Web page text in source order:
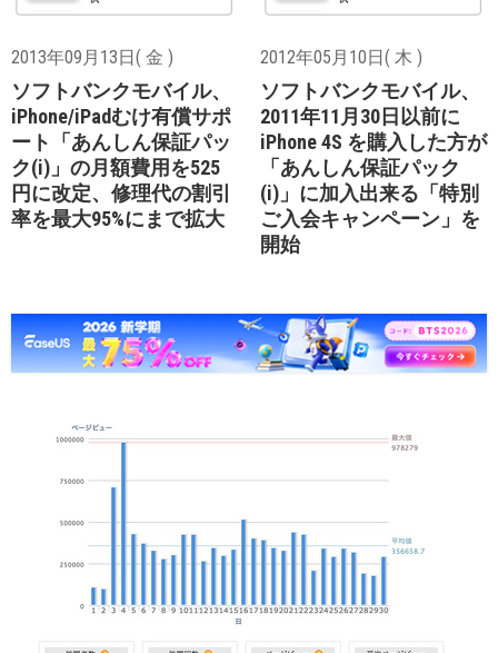
2013年09月13日( 金 )
ソフトバンクモバイル、
iPhone/iPadむけ有償サポ
ート「あんしん保証パッ
ク(i)」の月額費用を525
円に改定、修理代の割引
率を最大95%にまで拡大
2012年05月10日( 木 )
ソフトバンクモバイル、
2011年11月30日以前に
iPhone 4S を購入した方が
「あんしん保証パック
(i)」に加入出来る「特別
ご入会キャンペーン」を
開始